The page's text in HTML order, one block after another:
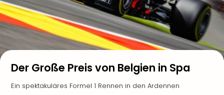
Der Große Preis von Belgien in Spa
Ein spektakuläres Formel 1 Rennen in den Ardennen